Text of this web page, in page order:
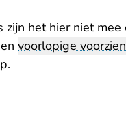
het hier niet mee
voorlopige